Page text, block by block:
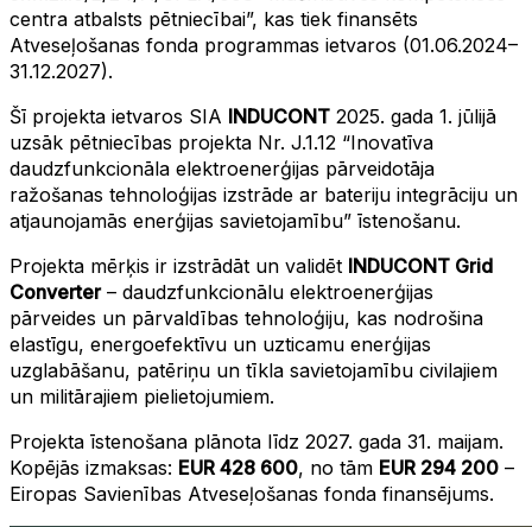
centra atbalsts pētniecībai”, kas tiek finansēts
Atveseļošanas fonda programmas ietvaros (01.06.2024–
31.12.2027).
Šī projekta ietvaros SIA INDUCONT 2025. gada 1. jūlijā
uzsāk pētniecības projekta Nr. J.1.12 “Inovatīva
daudzfunkcionāla elektroenerģijas pārveidotāja
ražošanas tehnoloģijas izstrāde ar bateriju integrāciju un
atjaunojamās enerģijas savietojamību” īstenošanu.
Projekta mērķis ir izstrādāt un validēt INDUCONT Grid
Converter– daudzfunkcionālu elektroenerģijas
pārveides un pārvaldības tehnoloģiju, kas nodrošina
elastīgu, energoefektīvu un uzticamu enerģijas
uzglabāšanu, patēriņu un tīkla savietojamību civilajiem
un militārajiem pielietojumiem.
Projekta īstenošana plānota līdz 2027. gada 31. maijam.
Kopējās izmaksas: EUR 428 600, no tām EUR 294 200 –
Eiropas Savienības Atveseļošanas fonda finansējums.